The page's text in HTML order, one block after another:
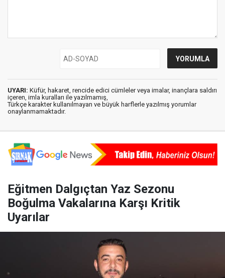
UYARI: Küfür, hakaret, rencide edici cümleler veya imalar, inançlara saldırı
içeren, imla kuralları ile yazılmamış,
Türkçe karakter kullanılmayan ve büyük harflerle yazılmış yorumlar
onaylanmamaktadır.
Eğitmen Dalgıçtan Yaz Sezonu
Boğulma Vakalarına Karşı Kritik
Uyarılar